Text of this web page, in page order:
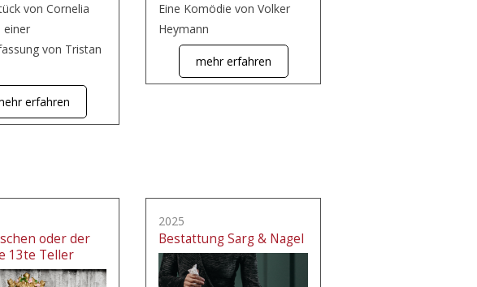
von Cornelia
einer
von Tristan
erfahren
Eine Komödie von Volker
Heymann
mehr erfahren
oder der
13te Teller
2025
Bestattung Sarg & Nagel